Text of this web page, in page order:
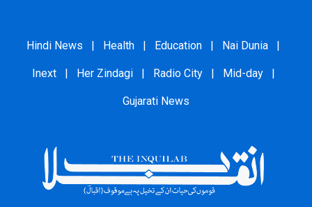
Hindi News | Health | Education | Nai Dunia |
Inext | Her Zindagi | Radio City | Mid-day |
Gujarati News